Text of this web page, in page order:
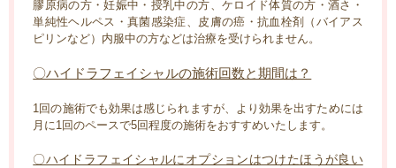
膠原病の方・妊娠中・授乳中の方、ケロイド体質の方・酒さ・
単純性ヘルペス・真菌感染症、皮膚の癌・抗血栓剤（バイアス
ピリンなど）内服中の方などは治療を受けられません。
〇ハイドラフェイシャルの施術回数と期間は？
1回の施術でも効果は感じられますが、より効果を出すためには
月に1回のペースで5回程度の施術をおすすめいたします。
〇ハイドラフェイシャルにオプションはつけたほうが良い